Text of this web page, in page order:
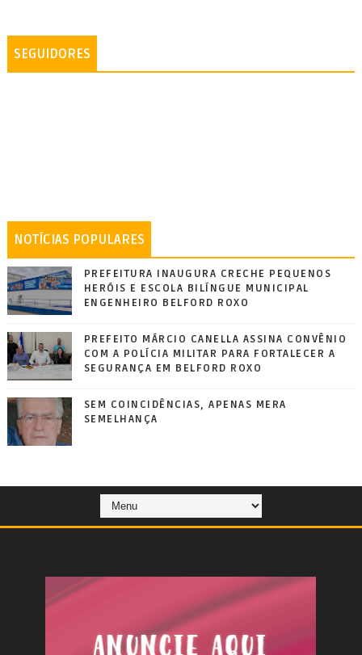
SEGUIDORES
NOTÍCIAS POPULARES
PREFEITURA INAUGURA CRECHE PEQUENOS
HERÓIS E ESCOLA BILÍNGUE MUNICIPAL
ENGENHEIRO BELFORD ROXO
PREFEITO MÁRCIO CANELLA ASSINA CONVÊNIO
COM A POLÍCIA MILITAR PARA FORTALECER A
SEGURANÇA EM BELFORD ROXO
SEM COINCIDÊNCIAS, APENAS MERA
SEMELHANÇA